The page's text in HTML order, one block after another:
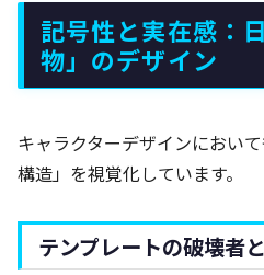
記号性と実在感：
物」のデザイン
キャラクターデザインにおい
構造」を視覚化しています。
テンプレートの破壊者